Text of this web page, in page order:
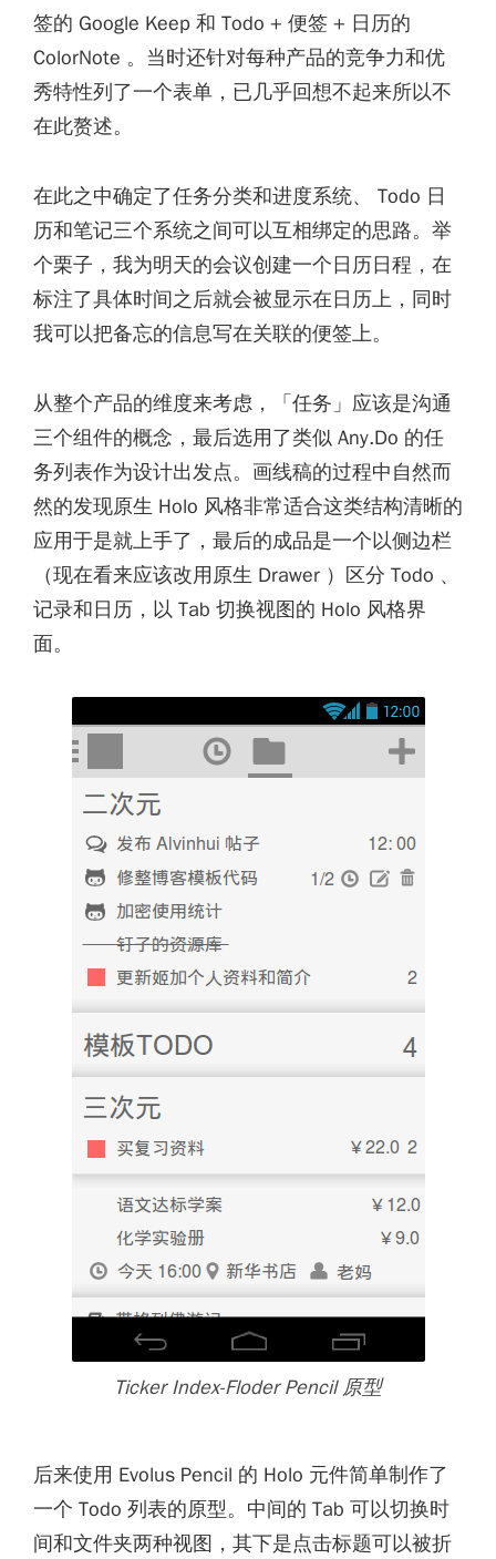
签的 Google Keep 和 Todo + 便签 + 日历的
ColorNote 。当时还针对每种产品的竞争力和优
秀特性列了一个表单，已几乎回想不起来所以不
在此赘述。
在此之中确定了任务分类和进度系统、 Todo 日
历和笔记三个系统之间可以互相绑定的思路。举
个栗子，我为明天的会议创建一个日历日程，在
标注了具体时间之后就会被显示在日历上，同时
我可以把备忘的信息写在关联的便签上。
从整个产品的维度来考虑，「任务」应该是沟通
三个组件的概念，最后选用了类似 Any.Do 的任
务列表作为设计出发点。画线稿的过程中自然而
然的发现原生 Holo 风格非常适合这类结构清晰的
应用于是就上手了，最后的成品是一个以侧边栏
（现在看来应该改用原生 Drawer ）区分 Todo 、
记录和日历，以 Tab 切换视图的 Holo 风格界
面。
Ticker Index-Floder Pencil 原型
后来使用 Evolus Pencil 的 Holo 元件简单制作了
一个 Todo 列表的原型。中间的 Tab 可以切换时
间和文件夹两种视图，其下是点击标题可以被折